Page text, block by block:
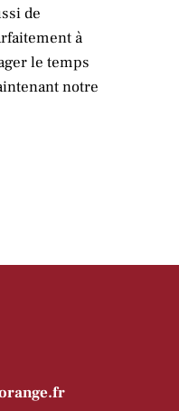
de
à
le temps
notre